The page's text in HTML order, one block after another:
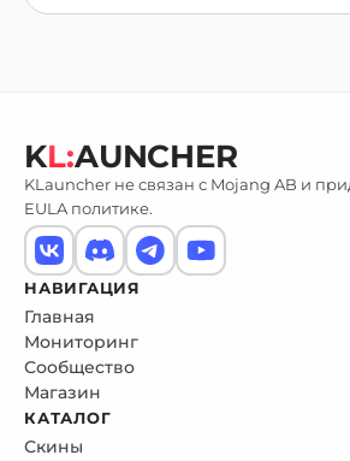
KL:AUNCHER
KLauncher не связан с Mojang AB и
EULA политике.
НАВИГАЦИЯ
Главная
Мониторинг
Сообщество
Магазин
КАТАЛОГ
Скины